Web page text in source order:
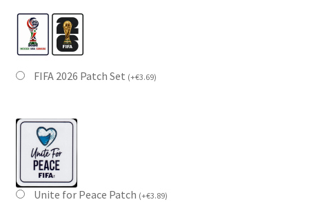
FIFA 2026 Patch Set (+€3.69)
Unite for Peace Patch (+€3.89)